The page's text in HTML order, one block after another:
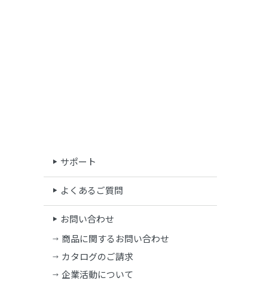
サポート
よくあるご質問
お問い合わせ
商品に関するお問い合わせ
カタログのご請求
企業活動について